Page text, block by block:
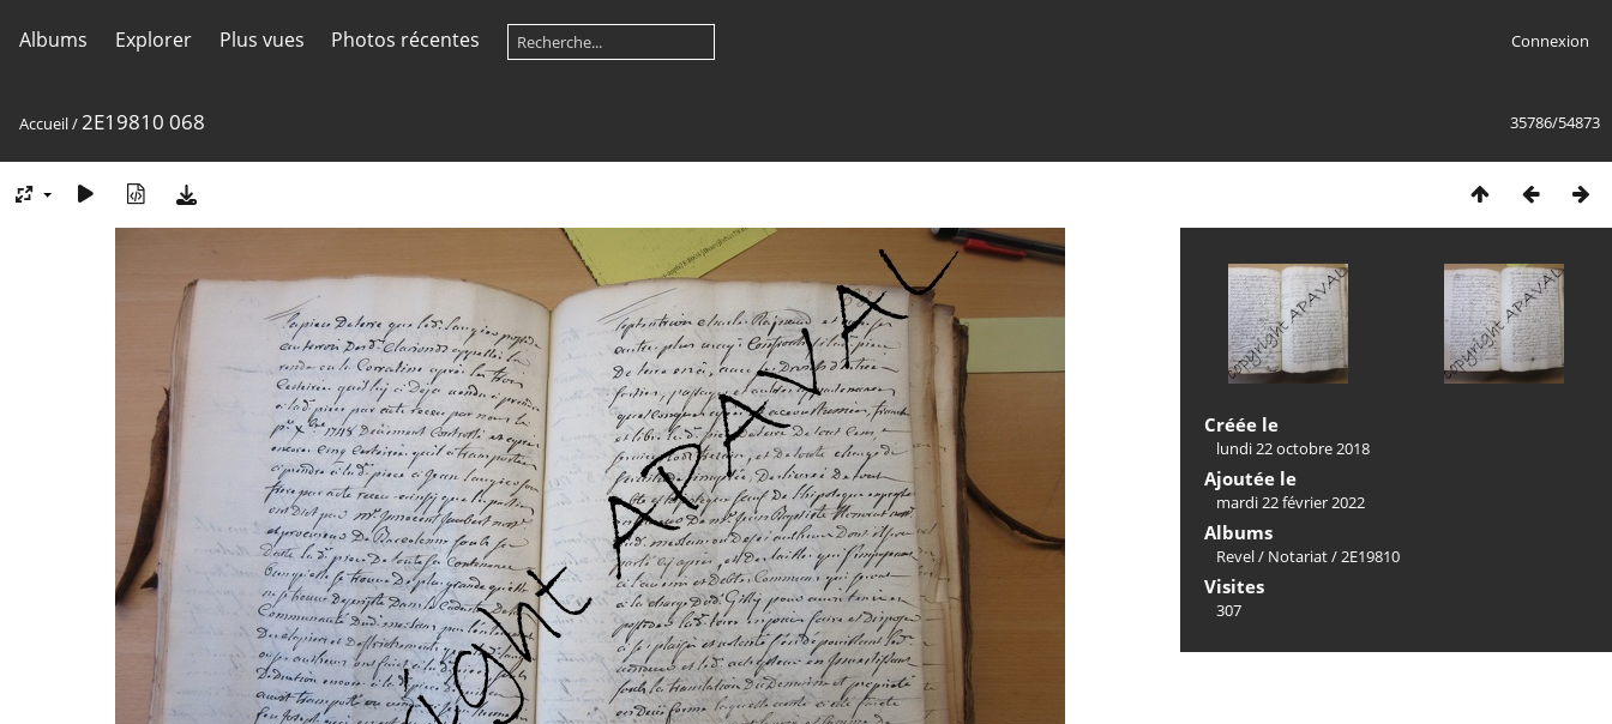
Albums Explorer Plus vues Photos récentes Connexion
35786/54873
Accueil/2E19810 068
Créée le
lundi 22 octobre 2018
Ajoutée le
mardi 22 février 2022
Albums
Revel/ Notariat/2E19810
Visites
307